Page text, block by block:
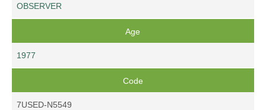
OBSERVER
Age
1977
Code
7USED-N5549